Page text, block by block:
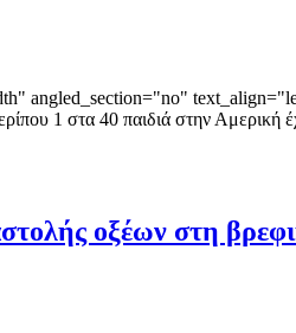
angled_section="no"
1 στα 40 παιδιά στην
οξέων στη